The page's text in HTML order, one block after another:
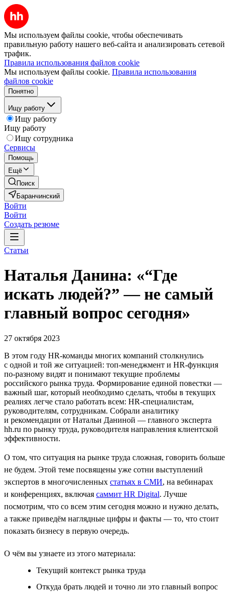
Мы используем файлы cookie, чтобы обеспечивать
правильную работу нашего веб-сайта и анализировать сетевой
трафик.
Правила использования файлов cookie
Мы используем файлы cookie. Правила использования
файлов cookie
Понятно
Ищу работу
Ищу работу
Ищу работу
Ищу сотрудника
Сервисы
Помощь
Ещё
Поиск
Баранчинский
Войти
Войти
Создать резюме
Статьи
Наталья Данина: «“Где
искать людей?” — не самый
главный вопрос сегодня»
27 октября 2023
В этом году HR-команды многих компаний столкнулись
с одной и той же ситуацией: топ-менеджмент и HR-функция
по-разному видят и понимают текущие проблемы
российского рынка труда. Формирование единой повестки —
важный шаг, который необходимо сделать, чтобы в текущих
реалиях легче стало работать всем: HR-специалистам,
руководителям, сотрудникам. Собрали аналитику
и рекомендации от Натальи Даниной — главного эксперта
hh.ru по рынку труда, руководителя направления клиентской
эффективности.
О том, что ситуация на рынке труда сложная, говорить больше
не будем. Этой теме посвящены уже сотни выступлений
экспертов в многочисленных статьях в СМИ, на вебинарах
и конференциях, включая саммит HR Digital. Лучше
посмотрим, что со всем этим сегодня можно и нужно делать,
а также приведём наглядные цифры и факты — то, что стоит
показать бизнесу в первую очередь.
О чём вы узнаете из этого материала:
Текущий контекст рынка труда
Откуда брать людей и точно ли это главный вопрос